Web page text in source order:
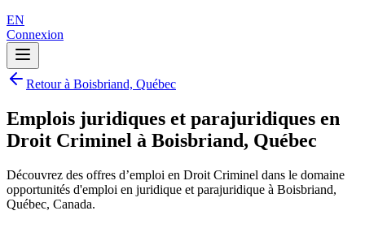
EN
Connexion
Retour à Boisbriand, Québec
Emplois juridiques et parajuridiques en
Droit Criminel à Boisbriand, Québec
Découvrez des offres d’emploi en Droit Criminel dans le domaine
opportunités d'emploi en juridique et parajuridique à Boisbriand,
Québec, Canada.